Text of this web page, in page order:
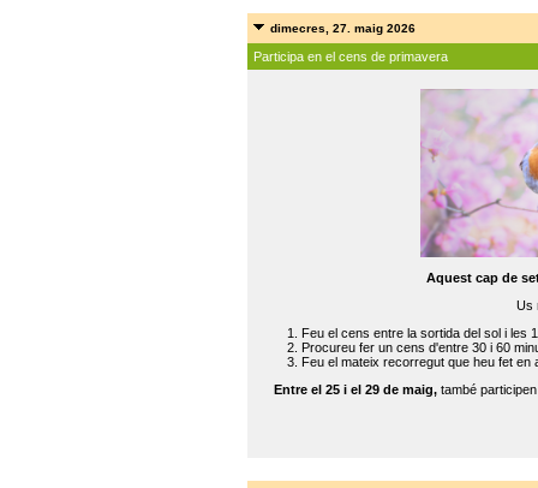
dimecres, 27. maig 2026
Participa en el cens de primavera
Aquest cap de
Us
Feu el cens entre la sortida del sol i les
Procureu fer un cens d'entre 30 i 60
Feu el mateix recorregut que heu fet en
Entre el 25 i el 29 de maig, també